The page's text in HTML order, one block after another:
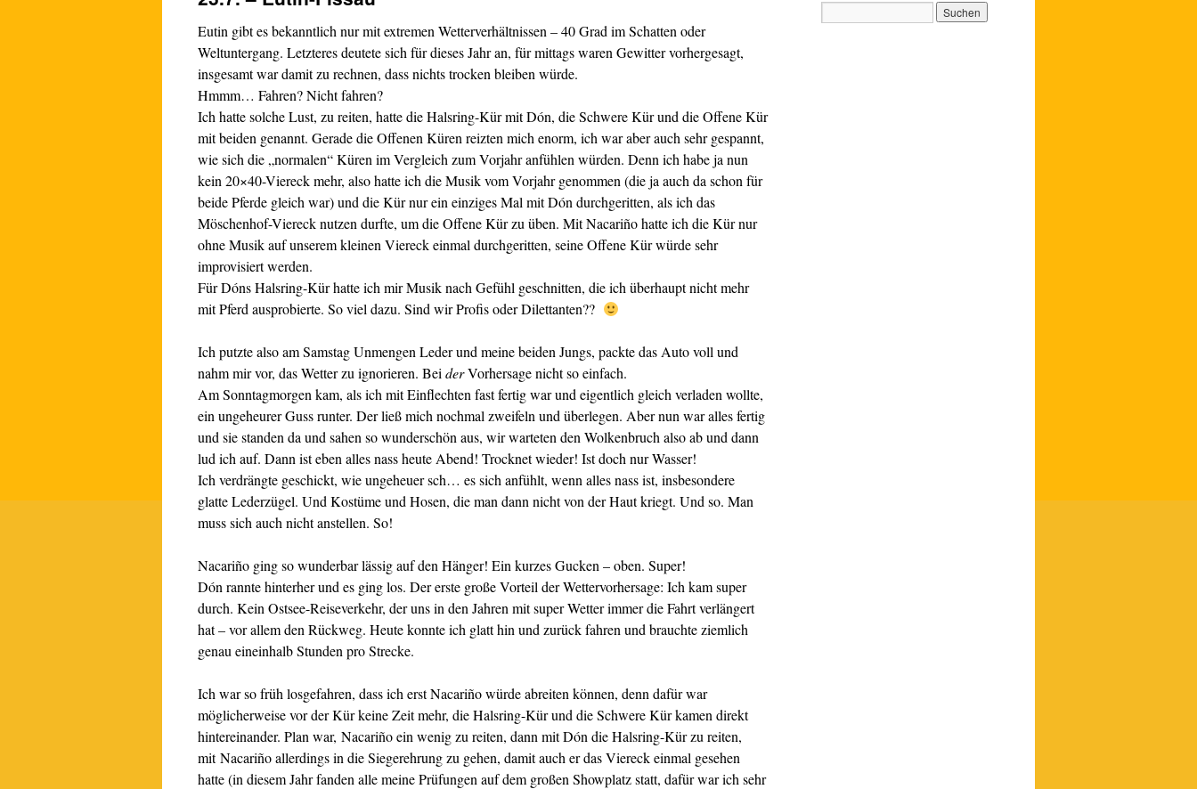
Eutin gibt es bekanntlich nur mit extremen Wetterverhältnissen – 40 Grad im Schatten oder
Weltuntergang. Letzteres deutete sich für dieses Jahr an, für mittags waren Gewitter vorhergesagt,
insgesamt war damit zu rechnen, dass nichts trocken bleiben würde.
Hmmm… Fahren? Nicht fahren?
Ich hatte solche Lust, zu reiten, hatte die Halsring-Kür mit Dón, die Schwere Kür und die Offene Kür
mit beiden genannt. Gerade die Offenen Küren reizten mich enorm, ich war aber auch sehr gespannt,
wie sich die „normalen“ Küren im Vergleich zum Vorjahr anfühlen würden. Denn ich habe ja nun
kein 20×40-Viereck mehr, also hatte ich die Musik vom Vorjahr genommen (die ja auch da schon für
beide Pferde gleich war) und die Kür nur ein einziges Mal mit Dón durchgeritten, als ich das
Möschenhof-Viereck nutzen durfte, um die Offene Kür zu üben. Mit Nacariño hatte ich die Kür nur
ohne Musik auf unserem kleinen Viereck einmal durchgeritten, seine Offene Kür würde sehr
improvisiert werden.
Für Dóns Halsring-Kür hatte ich mir Musik nach Gefühl geschnitten, die ich überhaupt nicht mehr
mit Pferd ausprobierte. So viel dazu. Sind wir Profis oder Dilettanten??
Ich putzte also am Samstag Unmengen Leder und meine beiden Jungs, packte das Auto voll und
nahm mir vor, das Wetter zu ignorieren. Bei derVorhersage nicht so einfach.
Am Sonntagmorgen kam, als ich mit Einflechten fast fertig war und eigentlich gleich verladen wollte,
ein ungeheurer Guss runter. Der ließ mich nochmal zweifeln und überlegen. Aber nun war alles fertig
und sie standen da und sahen so wunderschön aus, wir warteten den Wolkenbruch also ab und dann
lud ich auf. Dann ist eben alles nass heute Abend! Trocknet wieder! Ist doch nur Wasser!
Ich verdrängte geschickt, wie ungeheuer sch… es sich anfühlt, wenn alles nass ist, insbesondere
glatte Lederzügel. Und Kostüme und Hosen, die man dann nicht von der Haut kriegt. Und so. Man
muss sich auch nicht anstellen. So!
Nacariño ging so wunderbar lässig auf den Hänger! Ein kurzes Gucken – oben. Super!
Dón rannte hinterher und es ging los. Der erste große Vorteil der Wettervorhersage: Ich kam super
durch. Kein Ostsee-Reiseverkehr, der uns in den Jahren mit super Wetter immer die Fahrt verlängert
hat – vor allem den Rückweg. Heute konnte ich glatt hin und zurück fahren und brauchte ziemlich
genau eineinhalb Stunden pro Strecke.
Ich war so früh losgefahren, dass ich erst Nacariño würde abreiten können, denn dafür war
möglicherweise vor der Kür keine Zeit mehr, die Halsring-Kür und die Schwere Kür kamen direkt
hintereinander. Plan war, Nacariño ein wenig zu reiten, dann mit Dón die Halsring-Kür zu reiten,
mit Nacariño allerdings in die Siegerehrung zu gehen, damit auch er das Viereck einmal gesehen
hatte (in diesem Jahr fanden alle meine Prüfungen auf dem großen Showplatz statt, dafür war ich sehr